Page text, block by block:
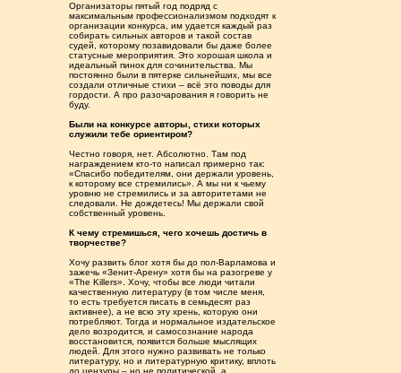
Организаторы пятый год подряд с
максимальным профессионализмом подходят к
организации конкурса, им удается каждый раз
собирать сильных авторов и такой состав
судей, которому позавидовали бы даже более
статусные мероприятия. Это хорошая школа и
идеальный пинок для сочинительства. Мы
постоянно были в пятерке сильнейших, мы все
создали отличные стихи – всё это поводы для
гордости. А про разочарования я говорить не
буду.
Были на конкурсе авторы, стихи которых
служили тебе ориентиром?
Честно говоря, нет. Абсолютно. Там под
награждением кто-то написал примерно так:
«Спасибо победителям, они держали уровень,
к которому все стремились». А мы ни к чьему
уровню не стремились и за авторитетами не
следовали. Не дождетесь! Мы держали свой
собственный уровень.
К чему стремишься, чего хочешь достичь в
творчестве?
Хочу развить блог хотя бы до пол-Варламова и
зажечь «Зенит-Арену» хотя бы на разогреве у
«The Killers». Хочу, чтобы все люди читали
качественную литературу (в том числе меня,
то есть требуется писать в семьдесят раз
активнее), а не всю эту хрень, которую они
потребляют. Тогда и нормальное издательское
дело возродится, и самосознание народа
восстановится, появится больше мыслящих
людей. Для этого нужно развивать не только
литературу, но и литературную критику, вплоть
до цензуры – но не политической, а